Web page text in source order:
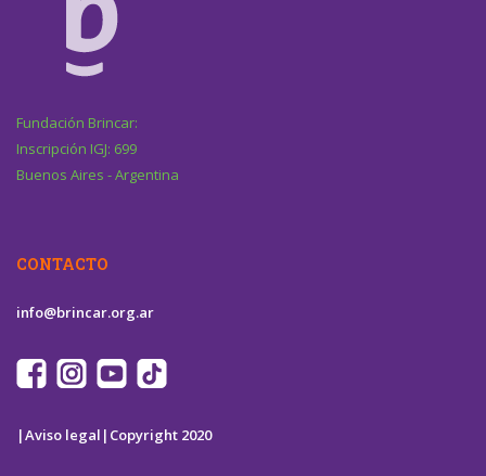
Fundación Brincar:
Inscripción IGJ: 699
Buenos Aires - Argentina
CONTACTO
info@brincar.org.ar
|Aviso legal| Copyright 2020